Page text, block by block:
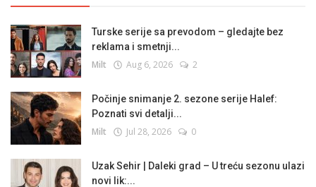
Turske serije sa prevodom – gledajte bez
reklama i smetnji...
Milt Aug 6, 2026 2
Počinje snimanje 2. sezone serije Halef:
Poznati svi detalji...
Milt Jul 28, 2026 0
Uzak Sehir | Daleki grad – U treću sezonu ulazi
novi lik:...